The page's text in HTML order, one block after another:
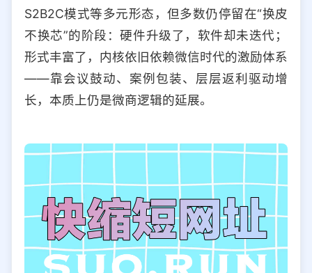
S2B2C模式等多元形态，但多数仍停留在“换皮
不换芯”的阶段：硬件升级了，软件却未迭代；
形式丰富了，内核依旧依赖微信时代的激励体系
——靠会议鼓动、案例包装、层层返利驱动增
长，本质上仍是微商逻辑的延展。